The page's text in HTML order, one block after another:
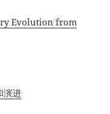
Evolution from
演进